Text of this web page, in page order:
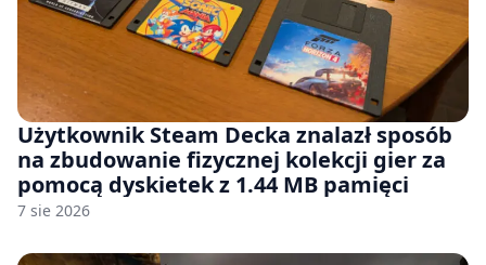
Użytkownik Steam Decka znalazł sposób
na zbudowanie fizycznej kolekcji gier za
pomocą dyskietek z 1.44 MB pamięci
7 sie 2026